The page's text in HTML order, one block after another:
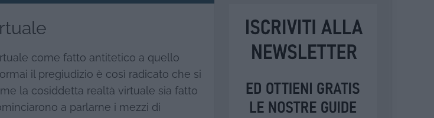
come fatto antitetico a quello
il pregiudizio è così radicato che si
la cosiddetta realtà virtuale sia fatto
a parlarne i mezzi di